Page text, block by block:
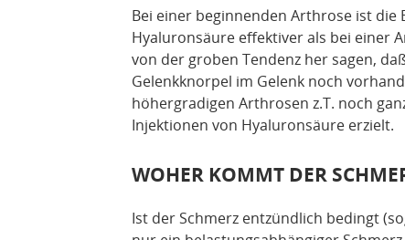
Bei einer beginnenden Arthrose ist
Hyaluronsäure effektiver als bei einer
von der groben Tendenz her sagen,
Gelenkknorpel im Gelenk noch
höhergradigen Arthrosen z.T. noch
Injektionen von Hyaluronsäure erzielt.
WOHER KOMMT DER
Ist der Schmerz entzündlich bedingt